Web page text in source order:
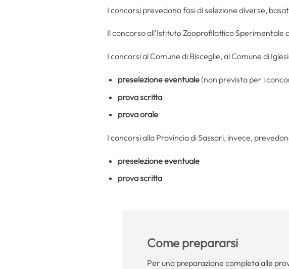
I concorsi prevedono fasi di selezione diverse,
Il concorso all’Istituto Zooprofilattico Sperimentale
I concorsi al Comune di Bisceglie, al Comune di
preselezione eventuale(non prevista per i
prova scritta
prova orale
I concorsi alla Provincia di Sassari, invece,
preselezione eventuale
prova scritta
Come prepararsi
Per una preparazione completa alle